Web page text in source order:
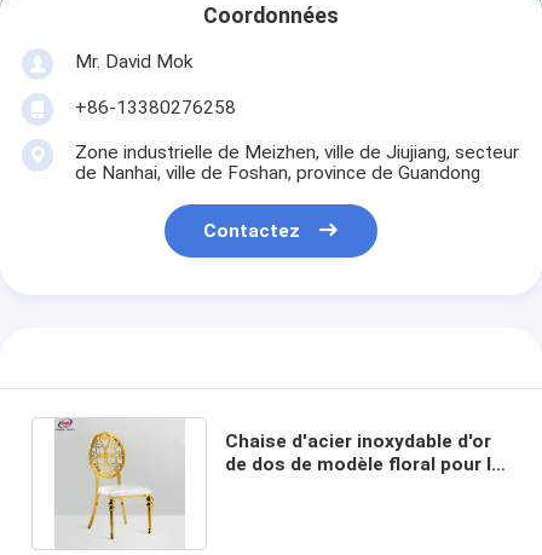
Coordonnées
Mr. David Mok
+86-13380276258
Zone industrielle de Meizhen, ville de Jiujiang, secteur
de Nanhai, ville de Foshan, province de Guandong
Contactez
Chaise d'acier inoxydable d'or
de dos de modèle floral pour le